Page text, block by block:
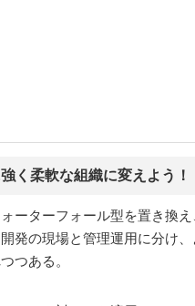
く柔軟な組織に変えよう！
ーターフォール型を置き換
発の現場と管理運用に分け
つある。